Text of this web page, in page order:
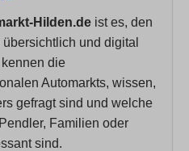
Hilden.de ist es, den
und digital
die
Automarkts, wissen,
gefragt sind und welche
Familien oder
sind.